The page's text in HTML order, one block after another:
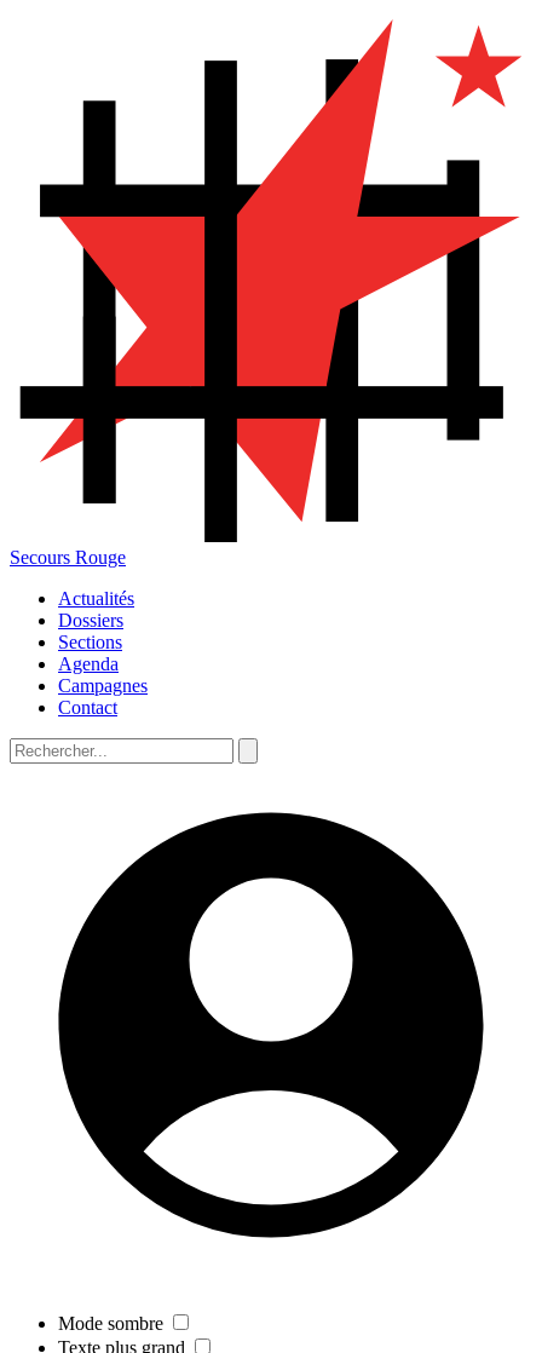
Secours Rouge
Actualités
Dossiers
Sections
Agenda
Campagnes
Contact
Mode sombre
Texte plus grand